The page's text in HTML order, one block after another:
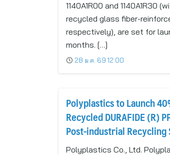
1140A1R00 and 1140A1R30
recycled glass fiber-
respectively), are set for
months. […]
28 ม.ค. 69 12:00
Polyplastics to Launch
Recycled DURAFIDE (R)
Post-industrial Recycling
Polyplastics Co., Ltd.